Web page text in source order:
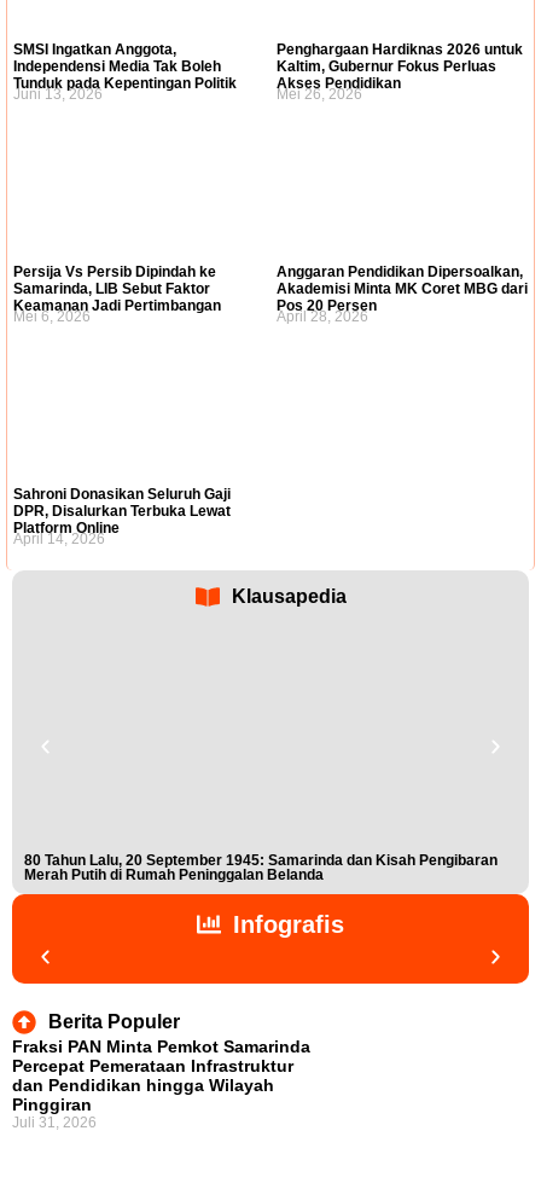
SMSI Ingatkan Anggota,
Independensi Media Tak Boleh
Tunduk pada Kepentingan Politik
Juni 13, 2026
Penghargaan Hardiknas 2026 untuk
Kaltim, Gubernur Fokus Perluas
Akses Pendidikan
Mei 26, 2026
Persija Vs Persib Dipindah ke
Samarinda, LIB Sebut Faktor
Keamanan Jadi Pertimbangan
Mei 6, 2026
Anggaran Pendidikan Dipersoalkan,
Akademisi Minta MK Coret MBG dari
Pos 20 Persen
April 28, 2026
Sahroni Donasikan Seluruh Gaji
DPR, Disalurkan Terbuka Lewat
Platform Online
April 14, 2026
Berita Populer
Fraksi PAN Minta Pemkot Samarinda
Percepat Pemerataan Infrastruktur
dan Pendidikan hingga Wilayah
Pinggiran
Juli 31, 2026
Klausapedia
80 Tahun Lalu, 20 September 1945: Samarinda dan Kisah Pengibaran
Merah Putih di Rumah Peninggalan Belanda
Infografis